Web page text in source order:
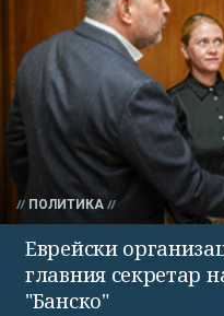
ПОЛИТИКА
Еврейски
главния секретар
"Банско"